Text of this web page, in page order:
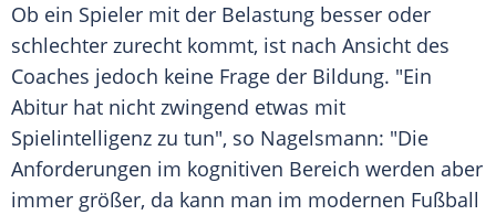
Ob ein Spieler mit der Belastung besser oder
schlechter zurecht kommt, ist nach Ansicht des
Coaches jedoch keine Frage der Bildung. "Ein
Abitur hat nicht zwingend etwas mit
Spielintelligenz zu tun", so Nagelsmann: "Die
Anforderungen im kognitiven Bereich werden aber
immer größer, da kann man im modernen Fußball